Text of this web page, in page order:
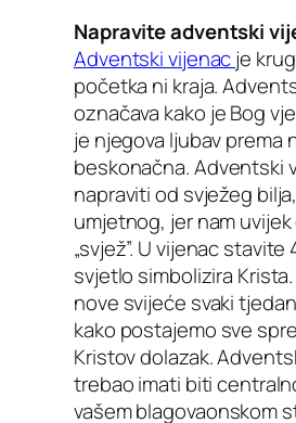
Napravite adventski
Adventski vijenacje
početka ni kraja.
označava kako je Bog
je njegova ljubav prema
beskonačna. Adventski
napraviti od svježeg
umjetnog, jer nam
„svjež”. U vijenac
svjetlo simbolizira
nove svijeće svaki
kako postajemo sve
Kristov dolazak.
trebao imati biti
vašem blagovaonskom